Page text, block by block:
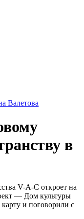
Валетова
в
V-A-C откроет на
— Дом культуры
и поговорили с